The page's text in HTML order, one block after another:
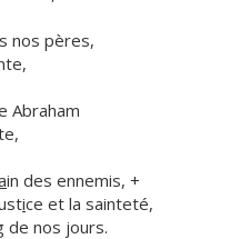
nos pères,
Abraham
in des ennemis, +
ice et la sainteté,
de nos jours.